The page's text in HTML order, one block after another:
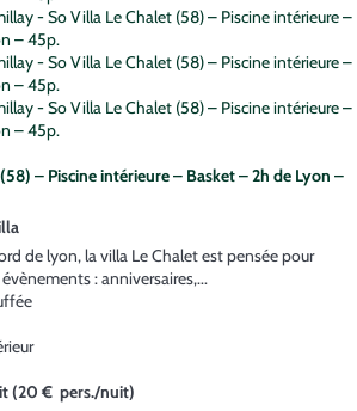
– Piscine intérieure – Basket – 2h de Lyon –
de lyon, la villa Le Chalet est pensée pour
: anniversaires,...
(20 € pers./nuit)